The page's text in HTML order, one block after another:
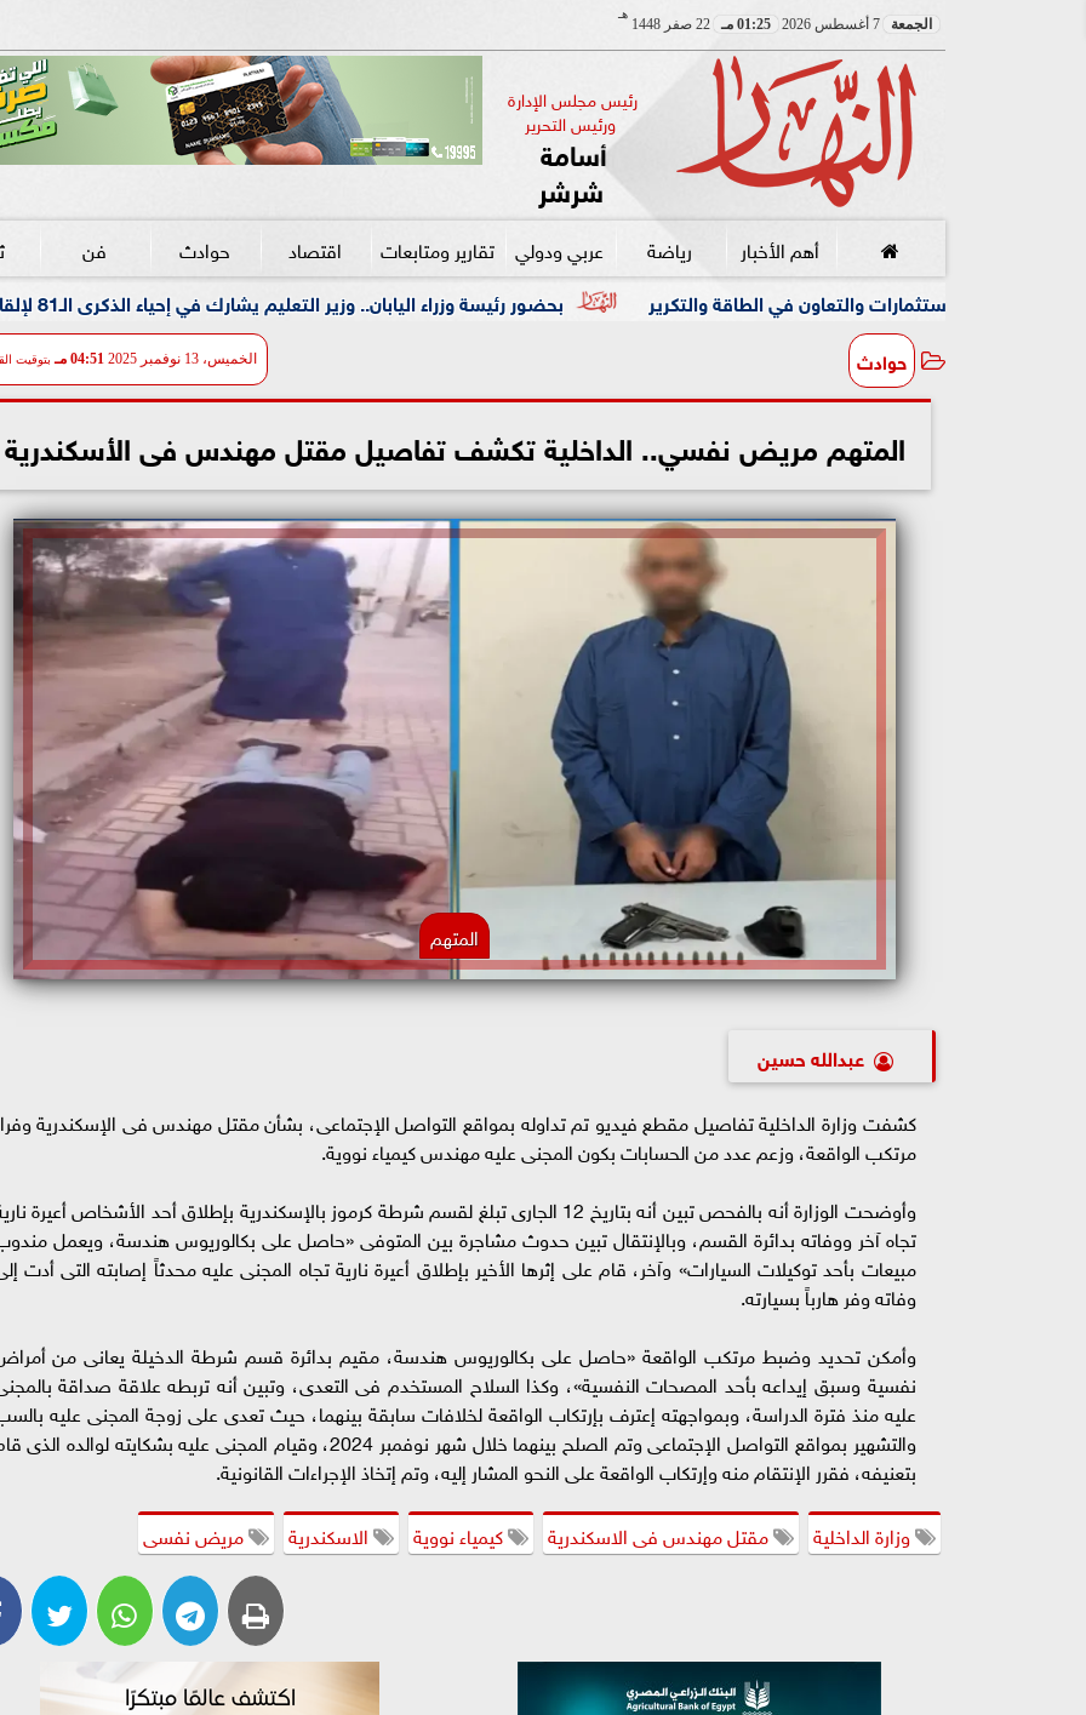
الجمعة 7 أغسطس 2026 01:25 مـ 22 صفر 1448
هـ
رئيس مجلس الإدارة
ورئيس التحرير
أسامة
شرشر
أهم الأخبار رياضة عربي ودولي تقارير ومتابعات اقتصاد حوادث فن
بحضور رئيسة وزراء اليابان.. وزير التعليم يشارك في إحياء الذكرى الـ81 لإلقاء القنبلة الذرية على هيروشيما والتعاون في الطاقة والتكرير
حوادث الخميس، 13 نوفمبر 2025 04:51 مـ بتوقيت
المتهم مريض نفسي.. الداخلية تكشف تفاصيل مقتل مهندس فى الأسكندرية
المتهم
عبدالله حسين
كشفت وزارة الداخلية تفاصيل مقطع فيديو تم تداوله بمواقع التواصل الإجتماعى، بشأن مقتل مهندس فى الإسكندرية
مرتكب الواقعة، وزعم عدد من الحسابات بكون المجنى عليه مهندس كيمياء نووية.
وأوضحت الوزارة أنه بالفحص تبين أنه بتاريخ 12 الجارى تبلغ لقسم شرطة كرموز بالإسكندرية بإطلاق أحد الأشخاص أعيرة
تجاه آخر ووفاته بدائرة القسم، وبالإنتقال تبين حدوث مشاجرة بين المتوفى «حاصل على بكالوريوس هندسة، ويعمل
مبيعات بأحد توكيلات السيارات» وآخر، قام على إثرها الأخير بإطلاق أعيرة نارية تجاه المجنى عليه محدثاً إصابته التى أدت
وفاته وفر هارباً بسيارته.
وأمكن تحديد وضبط مرتكب الواقعة «حاصل على بكالوريوس هندسة، مقيم بدائرة قسم شرطة الدخيلة يعانى من
نفسية وسبق إيداعه بأحد المصحات النفسية»، وكذا السلاح المستخدم فى التعدى، وتبين أنه تربطه علاقة صداقة
عليه منذ فترة الدراسة، وبمواجهته إعترف بإرتكاب الواقعة لخلافات سابقة بينهما، حيث تعدى على زوجة المجنى عليه
والتشهير بمواقع التواصل الإجتماعى وتم الصلح بينهما خلال شهر نوفمبر 2024، وقيام المجنى عليه بشكايته لوالده
بتعنيفه، فقرر الإنتقام منه وإرتكاب الواقعة على النحو المشار إليه، وتم إتخاذ الإجراءات القانونية.
وزارة الداخلية
مقتل مهندس فى الاسكندرية كيمياء نووية الاسكندرية مريض نفسى